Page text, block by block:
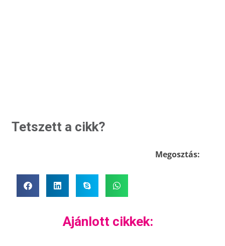
Tetszett a cikk?
Megosztás:
Ajánlott cikkek: